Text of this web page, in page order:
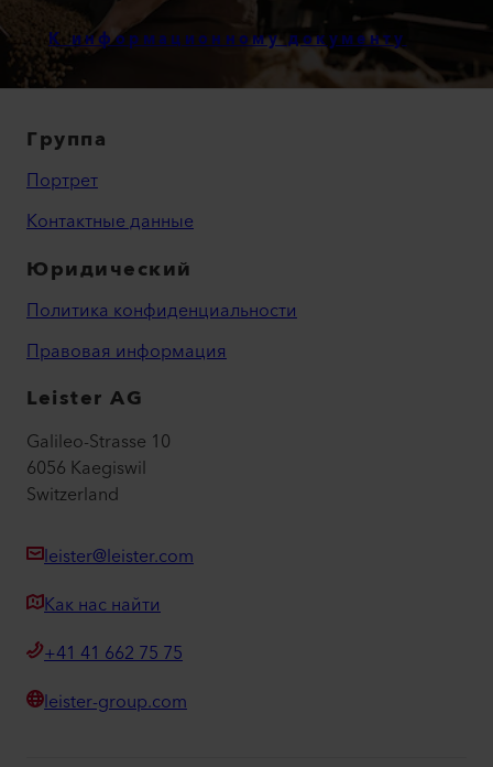
К информационному документу
Группа
Портрет
Контактные данные
Юридический
Политика конфиденциальности
Правовая информация
Leister AG
Galileo-Strasse 10
6056 Kaegiswil
Switzerland
leister@leister.com
Как нас найти
+41 41 662 75 75
leister-group.com